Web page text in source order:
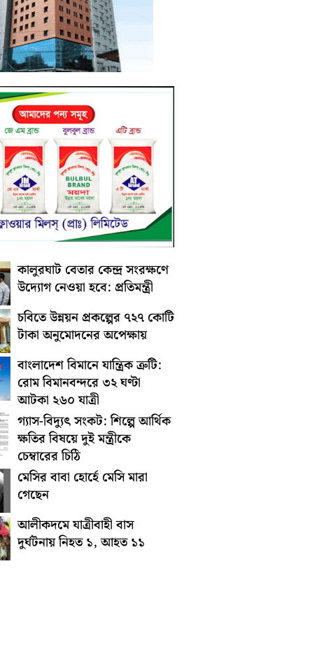
কালুরঘাট বেতার কেন্দ্র সংরক্ষণে
উদ্যোগ নেওয়া হবে: প্রতিমন্ত্রী
চবিতে উন্নয়ন প্রকল্পের ৭২৭ কোটি
টাকা অনুমোদনের অপেক্ষায়
বাংলাদেশ বিমানে যান্ত্রিক ত্রুটি:
রোম বিমানবন্দরে ৩২ ঘণ্টা
আটকা ২৬০ যাত্রী
গ্যাস-বিদ্যুৎ সংকট: শিল্পে আর্থিক
ক্ষতির বিষয়ে দুই মন্ত্রীকে
চেম্বারের চিঠি
মেসির বাবা হোর্হে মেসি মারা
গেছেন
আলীকদমে যাত্রীবাহী বাস
দুর্ঘটনায় নিহত ১, আহত ১১